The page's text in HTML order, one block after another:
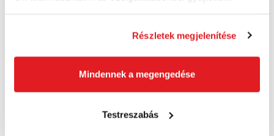
Részletek megjelenítése
Mindennek a megengedése
Testreszabás